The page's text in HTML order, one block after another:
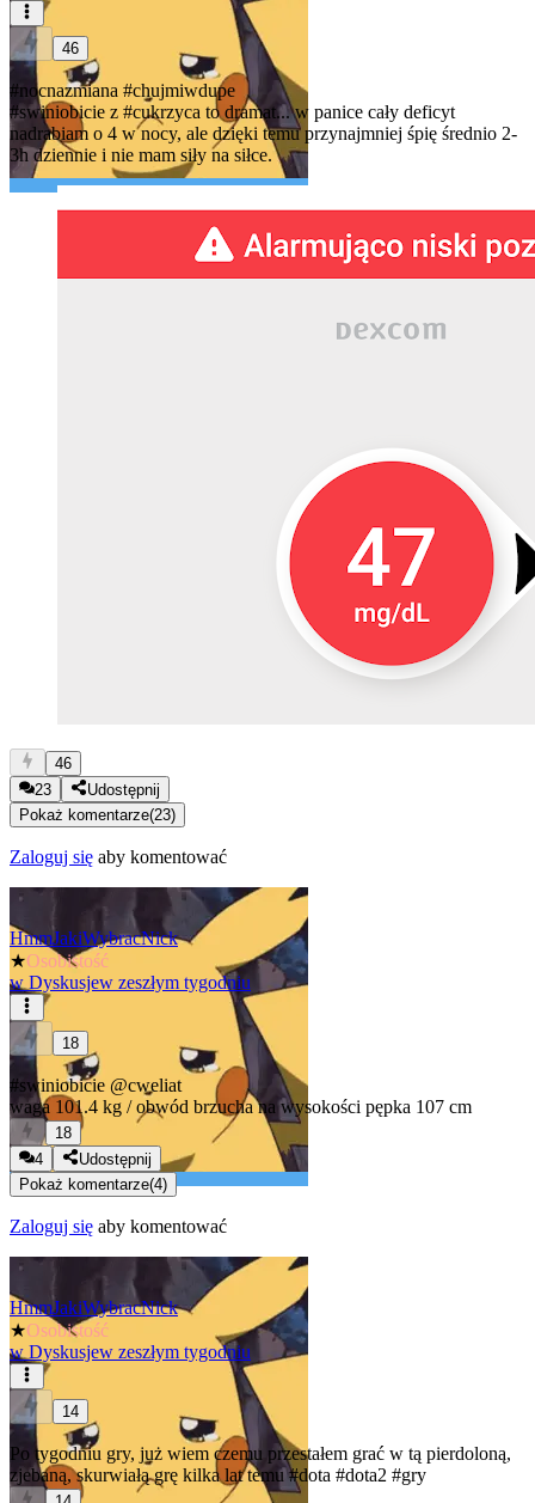
46
#nocnazmiana #chujmiwdupe
#swiniobicie z #cukrzyca to dramat... w panice cały deficyt
nadrabiam o 4 w nocy, ale dzięki temu przynajmniej śpię średnio 2-
3h dziennie i nie mam siły na siłce.
46
23
Udostępnij
Pokaż komentarze(23)
Zaloguj się aby komentować
HmmJakiWybracNick
★Osobistość
w Dyskusjew zeszłym tygodniu
18
#swiniobicie @cweliat
waga 101.4 kg / obwód brzucha na wysokości pępka 107 cm
18
4
Udostępnij
Pokaż komentarze(4)
Zaloguj się aby komentować
HmmJakiWybracNick
★Osobistość
w Dyskusjew zeszłym tygodniu
14
Po tygodniu gry, już wiem czemu przestałem grać w tą pierdoloną,
zjebaną, skurwiałą grę kilka lat temu#dota #dota2 #gry